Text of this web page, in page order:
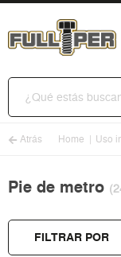
Atrás Home Uso
Pie de metro
FILTRAR POR